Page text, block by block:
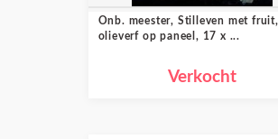
Onb. meester, Stilleven met fruit,
olieverf op paneel, 17 x ...
Verkocht